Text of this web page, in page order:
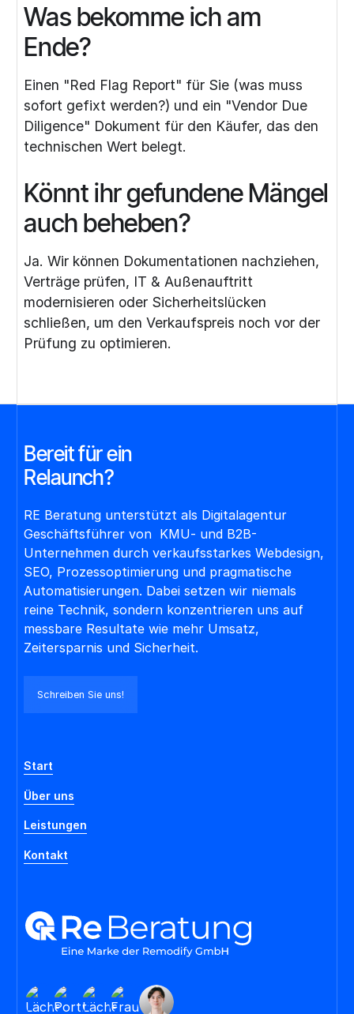
Was bekomme ich am
Ende?
Einen "Red Flag Report" für Sie (was muss
sofort gefixt werden?) und ein "Vendor Due
Diligence" Dokument für den Käufer, das den
technischen Wert belegt.
Könnt ihr gefundene Mängel
auch beheben?
Ja. Wir können Dokumentationen nachziehen,
Verträge prüfen, IT & Außenauftritt
modernisieren oder Sicherheitslücken
schließen, um den Verkaufspreis noch vor der
Prüfung zu optimieren.
Bereit für ein
launch?
Re
RE Beratung unterstützt als Digitalagentur
Geschäftsführer von KMU- und B2B-
Unternehmen durch verkaufsstarkes Webdesign,
SEO, Prozessoptimierung und pragmatische
Automatisierungen. Dabei setzen wir niemals
reine Technik, sondern konzentrieren uns auf
messbare Resultate wie mehr Umsatz,
Zeitersparnis und Sicherheit.
Schreiben Sie uns!
Start
Über uns
Leistungen
Kontakt